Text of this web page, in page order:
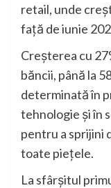
retail, unde
față de iunie
Creșterea cu
băncii, până la
determinată în
tehnologie și în
pentru a sprijini
toate piețele.
La sfârșitul